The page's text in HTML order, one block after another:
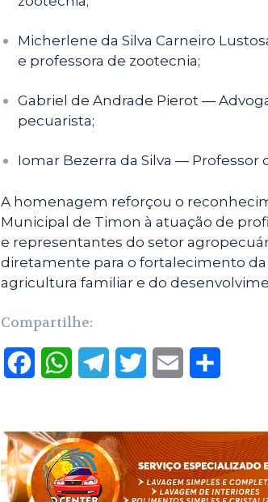
Micherlene da Silva Carneiro
e professora de zootecnia;
Gabriel de Andrade Pierot —
pecuarista;
Iomar Bezerra da Silva — Professor
A homenagem reforçou o
Municipal de Timon à atuação de
e representantes do setor
diretamente para o fortalecimento
agricultura familiar e do
Compartilhe:
e
b
W
t
s
e
g
t
t
i
l
r
e